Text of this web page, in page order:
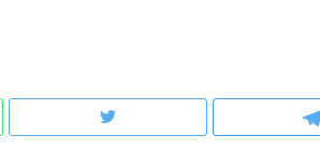
репутацию»
Владелец отделочной фирмы